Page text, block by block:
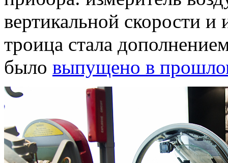
вертикальной скорости и
троица стала
было выпущено в